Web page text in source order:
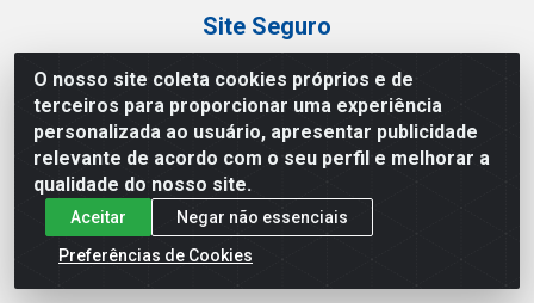
O nosso site coleta cookies próprios e de
terceiros para proporcionar uma experiência
personalizada ao usuário, apresentar publicidade
relevante de acordo com o seu perfil e melhorar a
qualidade do nosso site.
Aceitar
Negar não essenciais
Preferências de Cookies
Site Seguro
Loja / Showroom
Tel.: (11) 3227-0546
Av Vautier, 587/597 - Pari - São Paulo/SP